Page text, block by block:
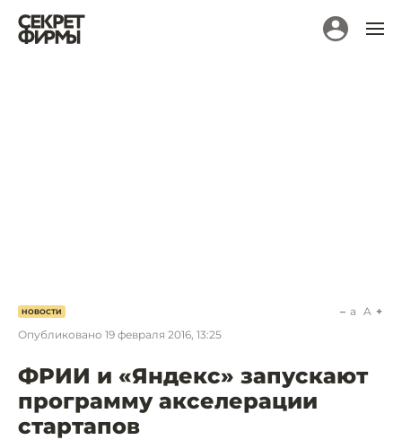
НОВОСТИ
Опубликовано 19 февраля 2016, 13:25
a A
ФРИИ и «Яндекс» запускают
программу акселерации
стартапов